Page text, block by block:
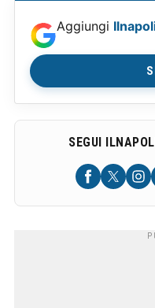
Aggiungi
SEGUI